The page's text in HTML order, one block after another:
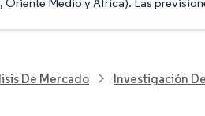
De Mercado Investigación